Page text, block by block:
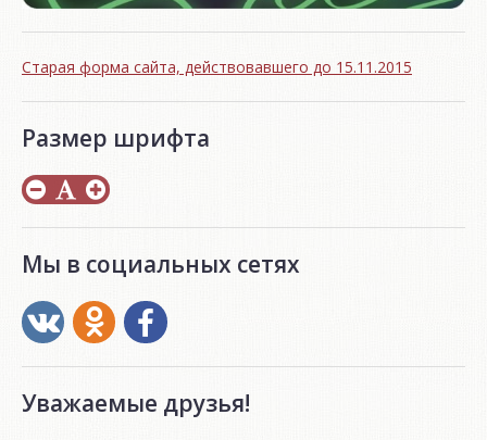
Старая форма сайта, действовавшего до 15.11.2015
Размер шрифта
Мы в социальных сетях
Уважаемые друзья!